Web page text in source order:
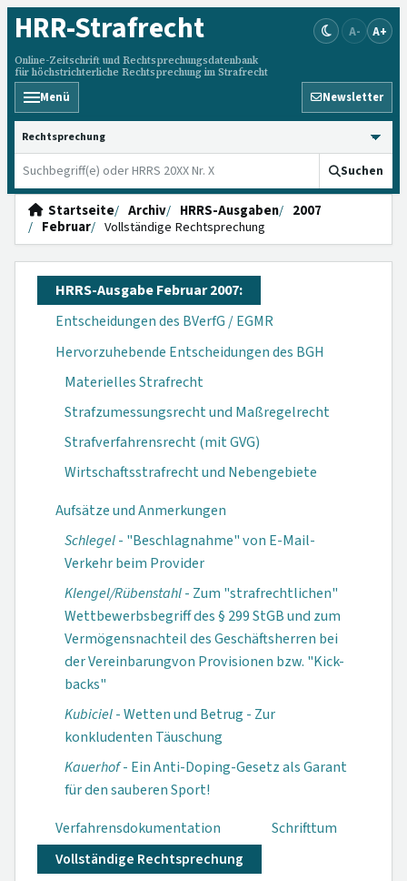
HRR-Strafrecht
Online-Zeitschrift und Rechtsprechungsdatenbank
für höchstrichterliche Rechtsprechung im Strafrecht
A- A+
Menü Newsletter
HRRS durchsuchen
Suchen
Startseite Archiv HRRS-Ausgaben
2007
Februar
Vollständige Rechtsprechung
HRRS-Ausgabe Februar 2007:
Entscheidungen des BVerfG / EGMR
Hervorzuhebende Entscheidungen des BGH
Materielles Strafrecht
Strafzumessungsrecht und Maßregelrecht
Strafverfahrensrecht (mit GVG)
Wirtschaftsstrafrecht und Nebengebiete
Aufsätze und Anmerkungen
Schlegel- "Be­schlagnahme" von E-Mail-
Verkehr beim Provider
Klengel/Rübenstahl- Zum "strafrecht­lichen"
Wettbe­werbsbegriff des § 299 StGB und zum
Vermögens­nachteil des Ge­schäftsherren bei
der Vereinbarung­von Provisionen bzw. "Kick-
backs"
Kubiciel- Wetten und Betrug - Zur
konkludenten Täuschung
Kauerhof- Ein An­ti-Doping-Gesetz als Garant
für den sauberen Sport!
Verfahrensdokumen­tation
Schrifttum
Vollständige Rechtsprechung